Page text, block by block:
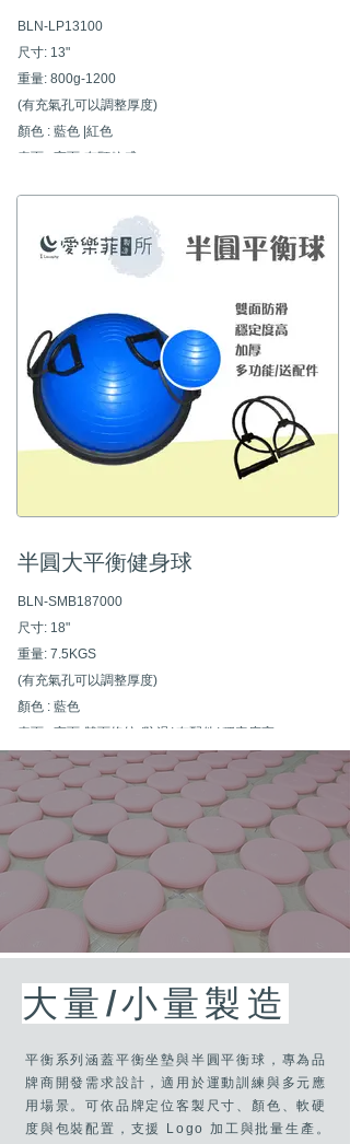
BLN-LP13100
尺寸: 13"
重量: 800g-1200
(有充氣孔可以調整厚度)
顏色 : 藍色 |紅色
表面 : 亮面-有顆粒感
■ 彈力十足 軟度可調整
■ 基本包裝是1 PC/PE BAG
半圓大平衡健身球
BLN-SMB187000
尺寸: 18"
重量: 7.5KGS
(有充氣孔可以調整厚度)
顏色 : 藍色
表面 : 亮面-雙面條紋 /防滑/ 有配件/ 穩定度高
​作用 : 平衡 瑜珈 腿部肌肉訓練等等
■ 彈力十足 軟度可調整
■ 基本包裝是1 PC/PE BAG
■ 適用物理治療 瑜珈 復健使用
​大量/小量製造
平衡系列涵蓋平衡坐墊與半圓平衡球，專為品
牌商開發需求設計，適用於運動訓練與多元應
用場景。可依品牌定位客製尺寸、顏色、軟硬
度與包裝配置，支援 Logo 加工與批量生產。